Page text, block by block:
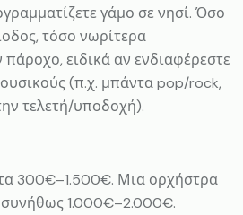
γάμο σε νησί. Όσο
τόσο νωρίτερα
ειδικά αν ενδιαφέρεστε
(π.χ. μπάντα pop/rock,
τελετή/υποδοχή).
300€–1.500€. Μια ορχήστρα
1.000€–2.000€.